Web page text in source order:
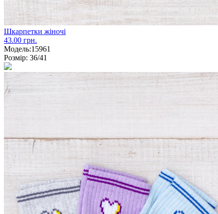
Шкарпетки жіночі
43.00 грн.
Модель:15961
Розмір: 36/41